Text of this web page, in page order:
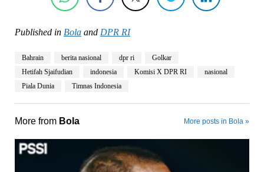
Published in Bolaand DPR RI
Bahrain berita nasional dpr ri
Golkar
Hetifah Sjaifudian
indonesia Komisi X DPR RI
nasional
Piala Dunia
Timnas Indonesia
More from Bola More posts in Bola »